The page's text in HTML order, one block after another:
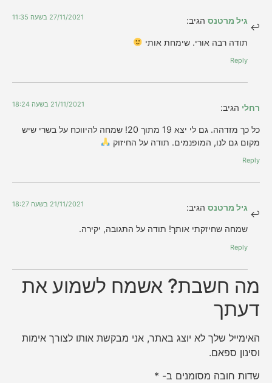
גיל מרטנס הגיב: 27/11/2021 בשעה 11:35
תודה רבה אורי. שימחת אותי
Reply
רחלי הגיב: 21/11/2021 בשעה 18:24
כל כך מזדהה. גם לי יצא 19 מתוך 20! שמחה להיווכח על בשרי שיש
מקום גם לנו, המופנמים. תודה על החיזוק
Reply
גיל מרטנס הגיב: 21/11/2021 בשעה 18:27
שמחה שחיזקתי אותך! תודה על התגובה, יקירה.
Reply
מה חשבת? אשמח לשמוע את
דעתך
האימייל שלך לא יוצג באתר, אני מבקשת אותו לצורך אימות
וסינון ספאם.
שדות חובה מסומנים ב- *